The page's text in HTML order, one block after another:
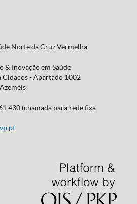
Norte da Cruz Vermelha
& Inovação em Saúde
Cidacos - Apartado 1002
430 (chamada para rede fixa